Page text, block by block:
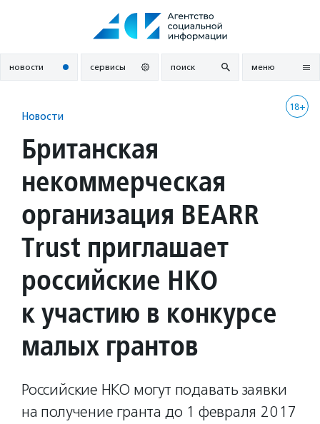
новости сервисы поиск меню
18+
Новости
Британская
некоммерческая
организация BEARR
Trust приглашает
российские НКО
к участию в конкурсе
малых грантов
Российские НКО могут подавать заявки
на получение гранта до 1 февраля 2017